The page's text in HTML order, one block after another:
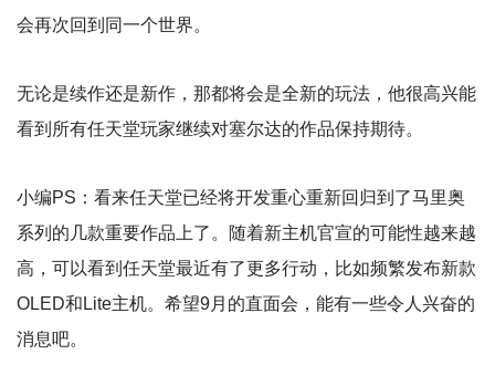
会再次回到同一个世界。
无论是续作还是新作，那都将会是全新的玩法，他很高兴能
看到所有任天堂玩家继续对塞尔达的作品保持期待。
小编PS：看来任天堂已经将开发重心重新回归到了马里奥
系列的几款重要作品上了。随着新主机官宣的可能性越来越
高，可以看到任天堂最近有了更多行动，比如频繁发布新款
OLED和Lite主机。希望9月的直面会，能有一些令人兴奋的
消息吧。